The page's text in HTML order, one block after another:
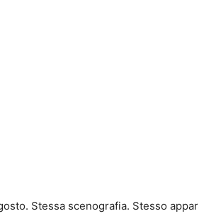
Stessa scenografia. Stesso